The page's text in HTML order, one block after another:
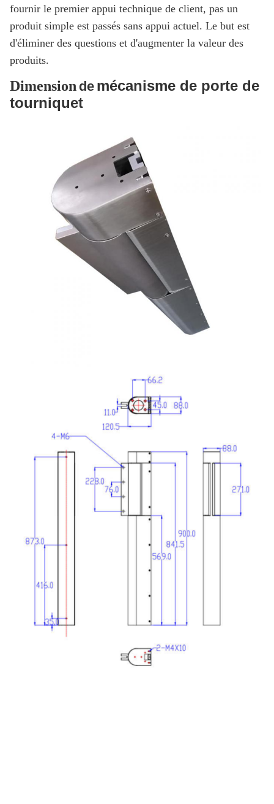
fournir le premier appui technique de client, pas un
produit simple est passés sans appui actuel. Le but est
d'éliminer des questions et d'augmenter la valeur des
produits.
Dimension de mécanisme de porte de
tourniquet